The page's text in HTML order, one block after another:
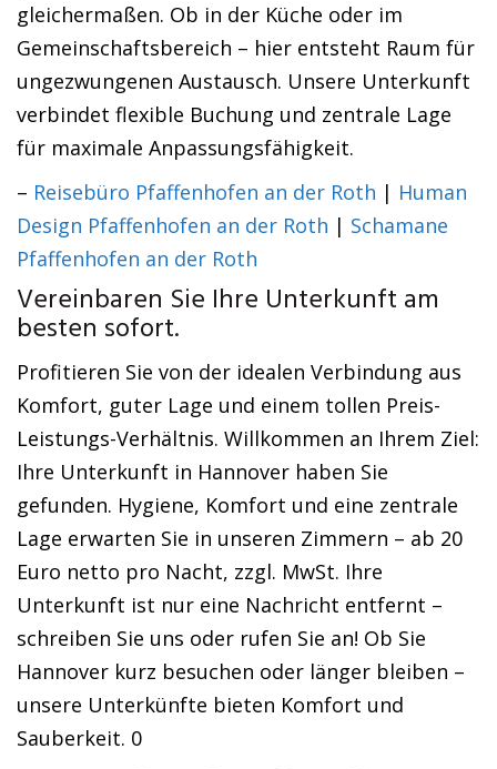
gleichermaßen. Ob in der Küche oder im
Gemeinschaftsbereich – hier entsteht Raum für
ungezwungenen Austausch. Unsere Unterkunft
verbindet flexible Buchung und zentrale Lage
für maximale Anpassungsfähigkeit.
– Reisebüro Pfaffenhofen an der Roth | Human
Design Pfaffenhofen an der Roth | Schamane
Pfaffenhofen an der Roth
Vereinbaren Sie Ihre Unterkunft am
besten sofort.
Profitieren Sie von der idealen Verbindung aus
Komfort, guter Lage und einem tollen Preis-
Leistungs-Verhältnis. Willkommen an Ihrem Ziel:
Ihre Unterkunft in Hannover haben Sie
gefunden. Hygiene, Komfort und eine zentrale
Lage erwarten Sie in unseren Zimmern – ab 20
Euro netto pro Nacht, zzgl. MwSt. Ihre
Unterkunft ist nur eine Nachricht entfernt –
schreiben Sie uns oder rufen Sie an! Ob Sie
Hannover kurz besuchen oder länger bleiben –
unsere Unterkünfte bieten Komfort und
Sauberkeit. 0